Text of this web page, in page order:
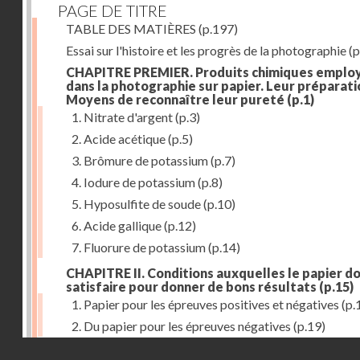
PAGE DE TITRE
TABLE DES MATIÈRES (p.197)
Essai sur l'histoire et les progrès de la photographie
CHAPITRE PREMIER. Produits chimiques
dans la photographie sur papier. Leur
Moyens de reconnaître leur pureté (p.1)
1. Nitrate d'argent(p.3)
2. Acide acétique(p.5)
3. Brômure de potassium(p.7)
4. Iodure de potassium(p.8)
5. Hyposulfite de soude(p.10)
6. Acide gallique(p.12)
7. Fluorure de potassium(p.14)
CHAPITRE II. Conditions auxquelles le papier
satisfaire pour donner de bons résultats (p.15)
1. Papier pour les épreuves positives et négatives
2. Du papier pour les épreuves négatives (p.19)